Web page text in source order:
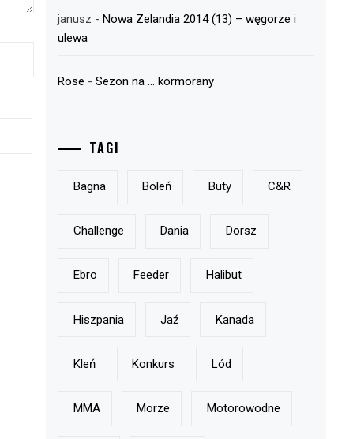
janusz -Nowa Zelandia 2014 (13) – węgorze i
ulewa
Rose -Sezon na … kormorany
TAGI
Bagna Boleń Buty C&r
Challenge Dania Dorsz
Ebro Feeder Halibut
Hiszpania Jaź Kanada
Kleń Konkurs Lód
MMA Morze Motorowodne